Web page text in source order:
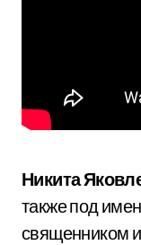
Никита
также под
священником